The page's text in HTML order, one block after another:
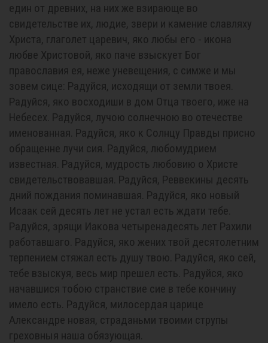
един от древних, на них же взирающе во
свидетельстве их, людие, звери и камение славляху
Христа, глаголет царевич, яко любы его - икона
любве Христовой, яко паче взыскует Бог
православия ея, неже уневещения, с симже и мы
зовем сице: Радуйся, исходящи от земли твоея.
Радуйся, яко восходиши в дом Отца твоего, иже на
Небесех. Радуйся, лучою солнечною во отечестве
именованная. Радуйся, яко к Солнцу Правды присно
обращенне лучи сия. Радуйся, любомудрием
известная. Радуйся, мудрость любовию о Христе
свидетельствовавшая. Радуйся, Реввекины десять
дний пождания поминавшая. Радуйся, яко новый
Исаак сей десять лет не устал есть ждати тебе.
Радуйся, зрящи Иакова четыренадесять лет Рахили
работавшаго. Радуйся, яко жених твой десятолетним
терпением стяжал есть душу твою. Радуйся, яко сей,
тебе взыскуя, весь мир прешел есть. Радуйся, яко
начавшися тобою странствие сие в тебе кончину
имело есть. Радуйся, милосердая царице
Александре новая, страданьми твоими струпы
греховныя наша обязующая.